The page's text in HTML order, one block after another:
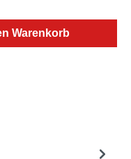
Warenkorb